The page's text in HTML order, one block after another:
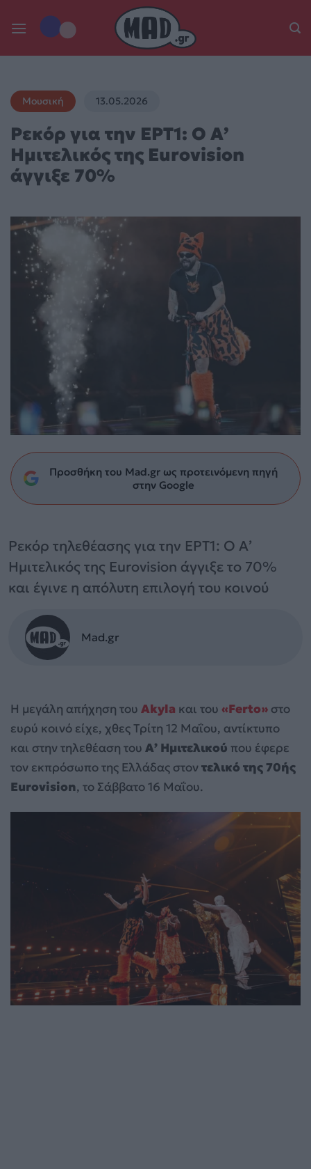
Μουσική 13.05.2026
Ρεκόρ για την ΕΡΤ1: Ο Α’
Ημιτελικός της Eurovision
άγγιξε 70%
Προσθήκη του Mad.gr ως προτεινόμενη πηγή
στην Google
Ρεκόρ τηλεθέασης για την ΕΡΤ1: Ο Α’
Ημιτελικός της Eurovision άγγιξε το 70%
και έγινε η απόλυτη επιλογή του κοινού
Mad.gr
Η μεγάλη απήχηση του Akyla και του «Ferto» στο
ευρύ κοινό είχε, χθες Τρίτη 12 Μαΐου, αντίκτυπο
και στην τηλεθέαση του Α’ Ημιτελικού που έφερε
τον εκπρόσωπο της Ελλάδας στοντελικό της 70ής
Eurovision, το Σάββατο 16 Μαΐου.